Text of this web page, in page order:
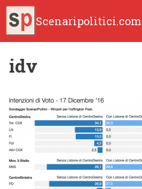
Scenaripolitici.com
idv